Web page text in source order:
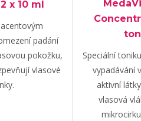
x 10 ml
padání
pokožku,
vlasové
Speciální
vypadávání
aktivní
vlasová